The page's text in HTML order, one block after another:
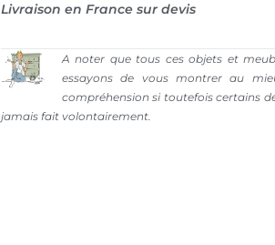
Livraison en France sur devis
A noter que tous ces objets et
essayons de vous montrer au
compréhension si toutefois certains
jamais fait volontairement.